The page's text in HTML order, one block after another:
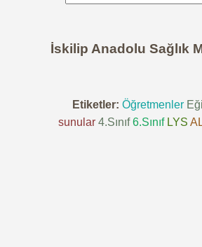
İskilip Anadolu Sağlık
Etiketler: Öğretmenler
sunular 4.Sınıf 6.Sınıf LYS